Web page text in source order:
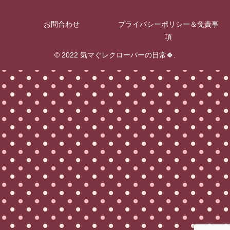
お問合わせ
プライバシーポリシー＆免責事
項
© 2022 気マぐレクローバーの日常🍀.